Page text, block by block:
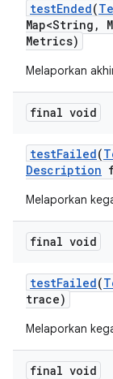
testEnded(
Map<String ,
Metrics)
Melaporkan
final void
testFailed(
Description
Melaporkan
final void
testFailed(
trace)
Melaporkan
final void